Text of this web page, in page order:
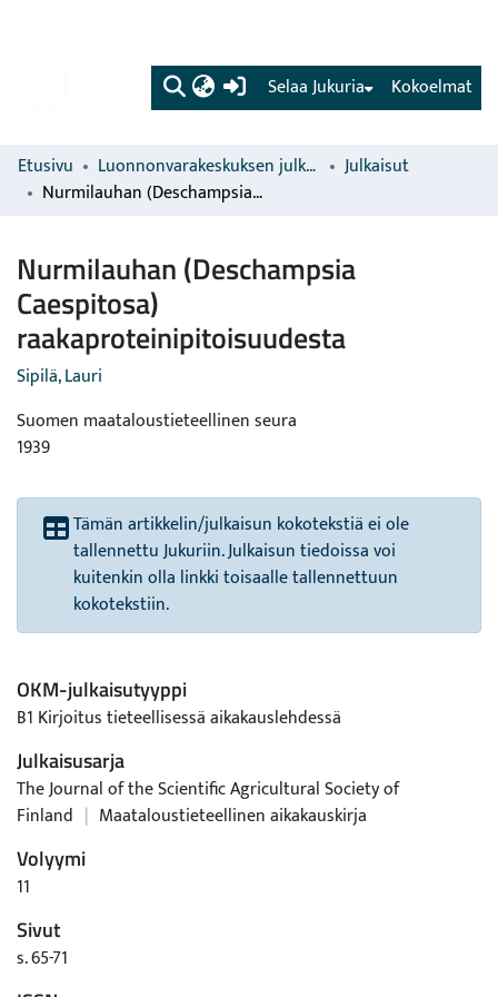
(current) Kokoelmat
Selaa Jukuria
Etusivu Luonnonvarakeskuksen julkaisut
Julkaisut
Nurmilauhan (Deschampsia Caespitosa) raakaproteinipitoisuudesta
Nurmilauhan (Deschampsia
Caespitosa)
raakaproteinipitoisuudesta
Sipilä, Lauri
Suomen maataloustieteellinen seura
1939
Tämän artikkelin/julkaisun kokotekstiä ei ole
tallennettu Jukuriin. Julkaisun tiedoissa voi
kuitenkin olla linkki toisaalle tallennettuun
kokotekstiin.
OKM-julkaisutyyppi
B1 Kirjoitus tieteellisessä aikakauslehdessä
Julkaisusarja
The Journal of the Scientific Agricultural Society of
Finland | Maataloustieteellinen aikakauskirja
Volyymi
11
Sivut
s. 65-71